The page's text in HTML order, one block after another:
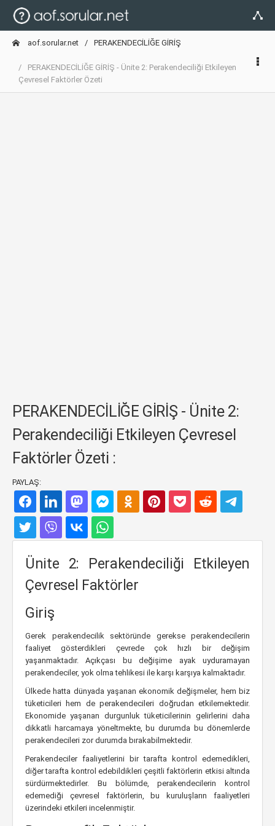
aof.sorular.net PERAKENDECİLİĞE GİRİŞ
PERAKENDECİLİĞE GİRİŞ - Ünite 2: Perakendeciliği Etkileyen
Çevresel Faktörler Özeti
PERAKENDECİLİĞE GİRİŞ - Ünite 2:
Perakendeciliği Etkileyen Çevresel
Faktörler Özeti :
PAYLAŞ:
Ünite 2: Perakendeciliği Etkileyen
Çevresel Faktörler
Giriş
Gerek perakendecilik sektöründe gerekse perakendecilerin
faaliyet gösterdikleri çevrede çok hızlı bir değişim
yaşanmaktadır. Açıkçası bu değişime ayak uyduramayan
perakendeciler, yok olma tehlikesi ile karşı karşıya kalmaktadır.
Ülkede hatta dünyada yaşanan ekonomik değişmeler, hem biz
tüketicileri hem de perakendecileri doğrudan etkilemektedir.
Ekonomide yaşanan durgunluk tüketicilerinin gelirlerini daha
dikkatli harcamaya yöneltmekte, bu durumda bu dönemlerde
perakendecileri zor durumda bırakabilmektedir.
Perakendeciler faaliyetlerini bir tarafta kontrol edemedikleri,
diğer tarafta kontrol edebildikleri çeşitli faktörlerin etkisi altında
sürdürmektedirler. Bu bölümde, perakendecilerin kontrol
edemediği çevresel faktörlerin, bu kuruluşların faaliyetleri
üzerindeki etkileri incelenmiştir.